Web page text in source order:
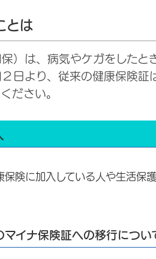
とは
）は、病気やケガをしたと
日より、従来の健康保険証
ださい。
保険に加入している人や生活保
マイナ保険証への移行につい